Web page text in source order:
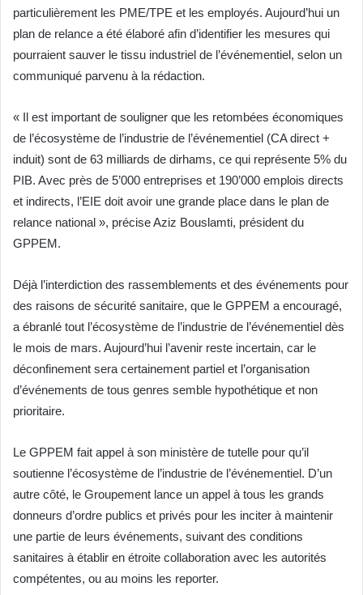
n
i
e
l
particulièrement les PME/TPE et les employés. Aujourd’hui un
plan de relance a été élaboré afin d’identifier les mesures qui
pourraient sauver le tissu industriel de l’événementiel, selon un
communiqué parvenu à la rédaction.
« Il est important de souligner que les retombées économiques
de l’écosystème de l’industrie de l’événementiel (CA direct +
induit) sont de 63 milliards de dirhams, ce qui représente 5% du
PIB. Avec près de 5’000 entreprises et 190’000 emplois directs
et indirects, l’EIE doit avoir une grande place dans le plan de
relance national », précise Aziz Bouslamti, président du
GPPEM.
Déjà l’interdiction des rassemblements et des événements pour
des raisons de sécurité sanitaire, que le GPPEM a encouragé,
a ébranlé tout l’écosystème de l’industrie de l’événementiel dès
le mois de mars. Aujourd’hui l’avenir reste incertain, car le
déconfinement sera certainement partiel et l’organisation
d’événements de tous genres semble hypothétique et non
prioritaire.
Le GPPEM fait appel à son ministère de tutelle pour qu’il
soutienne l’écosystème de l’industrie de l’événementiel. D’un
autre côté, le Groupement lance un appel à tous les grands
donneurs d’ordre publics et privés pour les inciter à maintenir
une partie de leurs événements, suivant des conditions
sanitaires à établir en étroite collaboration avec les autorités
compétentes, ou au moins les reporter.